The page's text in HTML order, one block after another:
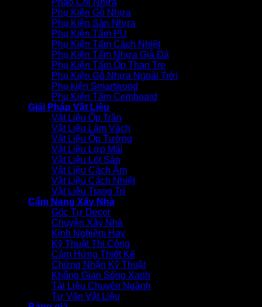
Phụ Kiện Gỗ Nhựa
Phụ Kiện Sàn Nhựa
Phụ Kiện Tấm PU
Phụ Kiện Tấm Cách Nhiệt
Phụ Kiện Tấm Nhựa Giả Đá
Phụ Kiện Tấm Ốp Than Tre
Phụ Kiện Gỗ Nhựa Ngoài Trời
Phụ kiện Smartwood
Phụ Kiện Tấm Cemboard
Giải Pháp Vật Liệu
Vật Liệu Ốp Trần
Vật Liệu Làm Vách
Vật Liệu Ốp Tường
Vật Liệu Lợp Mái
Vật Liệu Lót Sàn
Vật Liệu Cách Âm
Vật Liệu Cách Nhiệt
Vật Liệu Trang Trí
Cẩm Nang Xây Nhà
Góc Tự Decor
Chuyện Xây Nhà
Kinh Nghiệm Hay
Kỹ Thuật Thi Công
Cảm Hứng Thiết Kế
Chứng Nhận Kỹ Thuật
Không Gian Sống Xanh
Tài Liệu Chuyên Ngành
Tư Vấn Vật Liệu